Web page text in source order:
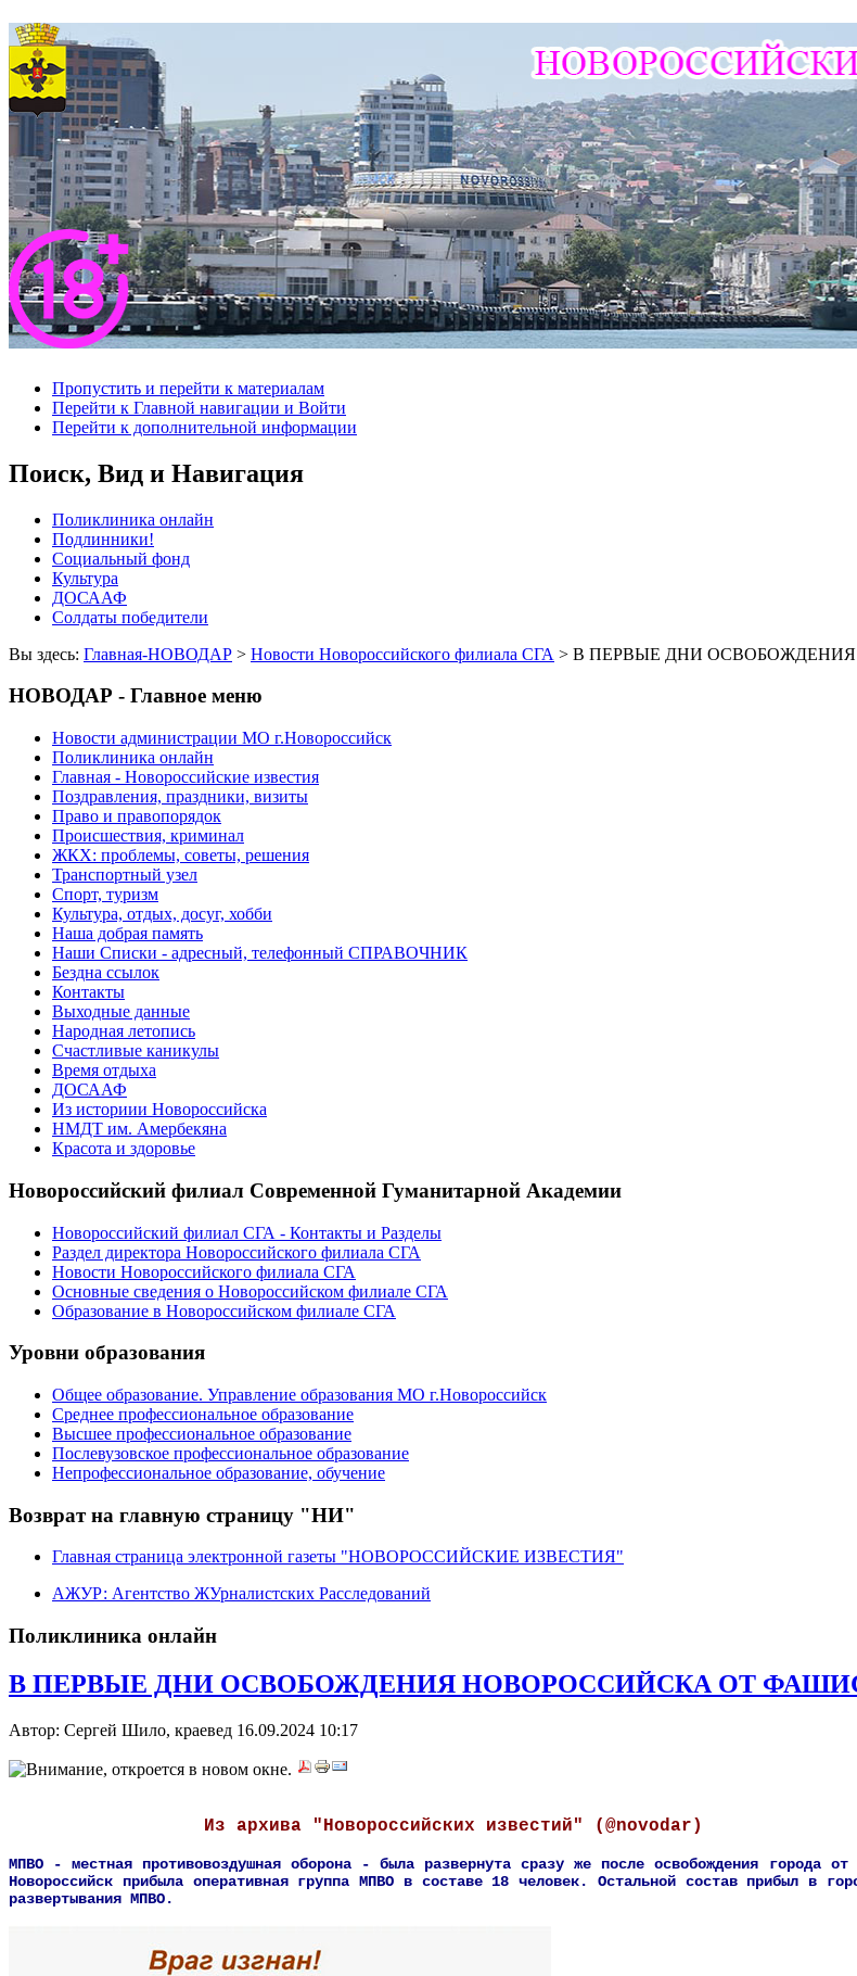
Пропустить и перейти к материалам
Перейти к Главной навигации и Войти
Перейти к дополнительной информации
Поиск, Вид и Навигация
Поликлиника онлайн
Подлинники!
Социальный фонд
Культура
ДОСААФ
Солдаты победители
Вы здесь: Главная-НОВОДАР > Новости Новороссийского филиала СГА > В ПЕРВЫЕ ДНИ ОСВОБОЖДЕНИЯ
НОВОДАР - Главное меню
Новости администрации МО г.Новороссийск
Поликлиника онлайн
Главная - Новороссийские известия
Поздравления, праздники, визиты
Право и правопорядок
Происшествия, криминал
ЖКХ: проблемы, советы, решения
Транспортный узел
Спорт, туризм
Культура, отдых, досуг, хобби
Наша добрая память
Наши Списки - адресный, телефонный СПРАВОЧНИК
Бездна ссылок
Контакты
Выходные данные
Народная летопись
Счастливые каникулы
Время отдыха
ДОСААФ
Из историии Новороссийска
НМДТ им. Амербекяна
Красота и здоровье
Новороссийский филиал Современной Гуманитарной Академии
Новороссийский филиал СГА - Контакты и Разделы
Раздел директора Новороссийского филиала СГА
Новости Новороссийского филиала СГА
Основные сведения о Новороссийском филиале СГА
Образование в Новороссийском филиале СГА
Уровни образования
Общее образование. Управление образования МО г.Новороссийск
Среднее профессиональное образование
Высшее профессиональное образование
Послевузовское профессиональное образование
Непрофессиональное образование, обучение
Возврат на главную страницу "НИ"
Главная страница электронной газеты "НОВОРОССИЙСКИЕ ИЗВЕСТИЯ"
АЖУР: Агентство ЖУрналистских Расследований
Поликлиника онлайн
В ПЕРВЫЕ ДНИ ОСВОБОЖДЕНИЯ НОВОРОССИЙСКА ОТ
Автор: Сергей Шило, краевед 16.09.2024 10:17
Из архива "Новороссийских известий" (@novodar)
МПВО - местная противовоздушная оборона - была развернута сразу же после освобождения города
Новороссийск прибыла оперативная группа МПВО в составе 18 человек. Остальной состав прибыл в
развертывания МПВО.